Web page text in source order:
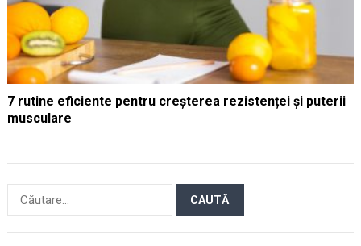
7 rutine eficiente pentru creșterea rezistenței și puterii
musculare
după: